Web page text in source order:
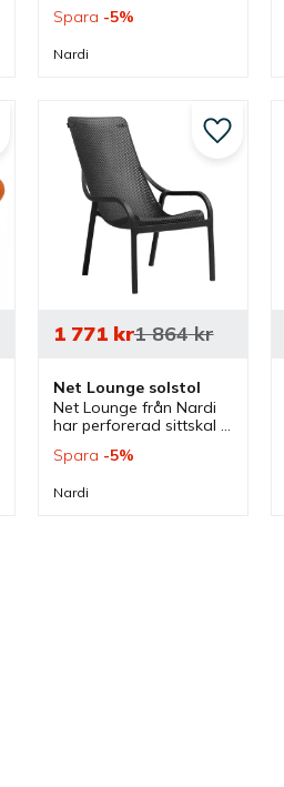
färger. En fåtölj och
stapelbar och passar
Spara 5%
Nardi
till i favoriter
Net Lounge solstol
Net Lounge från Nardi
har perforerad sittskal
En solstol och
vid flera olika
1 771kr1 864kr
Spara 5%
Nardi
Lägg